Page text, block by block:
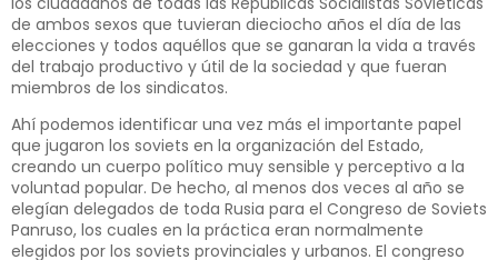
de ambos sexos que tuvieran dieciocho años el día de las
elecciones y todos aquéllos que se ganaran la vida a través
del trabajo productivo y útil de la sociedad y que fueran
miembros de los sindicatos.
Ahí podemos identificar una vez más el importante papel
que jugaron los soviets en la organización del Estado,
creando un cuerpo político muy sensible y perceptivo a la
voluntad popular. De hecho, al menos dos veces al año se
elegían delegados de toda Rusia para el Congreso de Soviets
Panruso, los cuales en la práctica eran normalmente
elegidos por los soviets provinciales y urbanos. El congreso